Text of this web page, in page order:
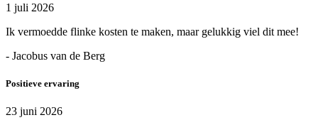
1 juli 2026
Ik vermoedde flinke kosten te maken, maar gelukkig viel dit mee!
- Jacobus van de Berg
Positieve ervaring
23 juni 2026